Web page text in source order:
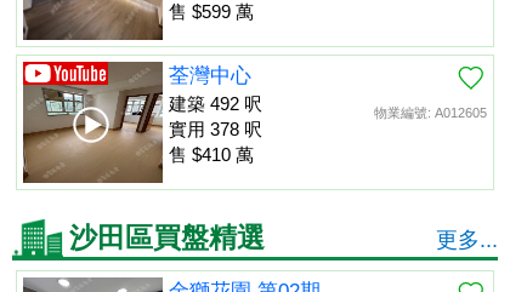
售 $599 萬
物業編號: A012605
荃灣中心
建築 492 呎
實用 378 呎
售 $410 萬
沙田區買盤精選 更多...